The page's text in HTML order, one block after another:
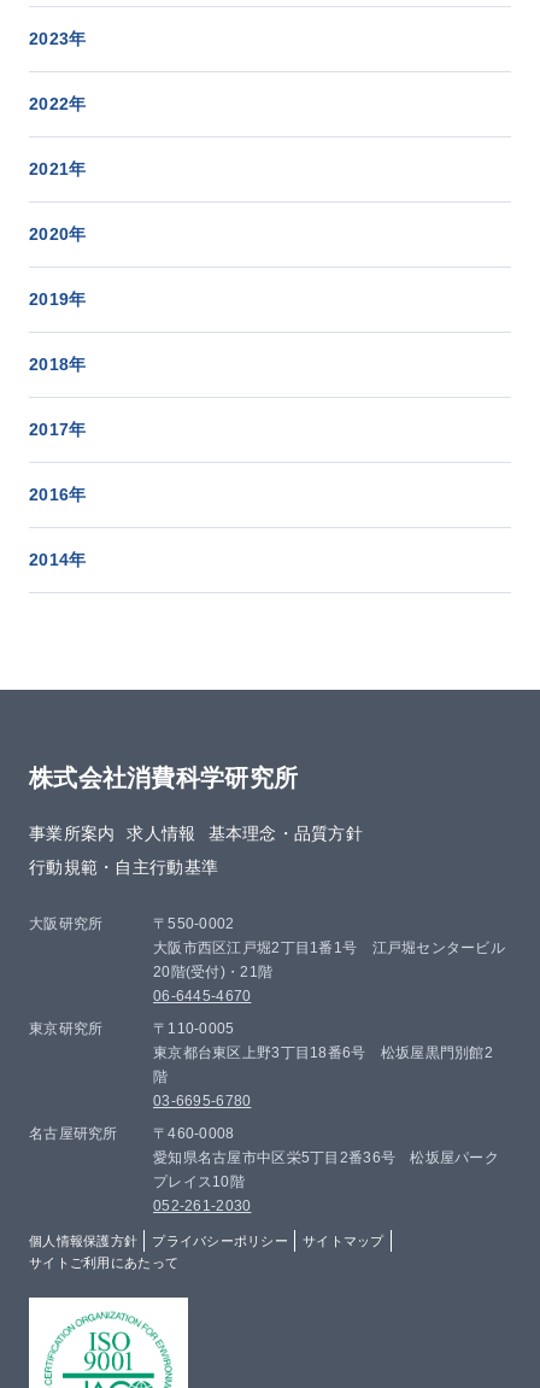
2023年
2022年
2021年
2020年
2019年
2018年
2017年
2016年
2014年
株式会社消費科学研究所
事業所案内 求人情報
基本理念・品質方針​
行動規範・自主行動基準
大阪研究所
〒550-0002
大阪市西区江戸堀2丁目1番1号 江戸堀センタービル
20階(受付)・21階
06-6445-4670
東京研究所
〒110-0005
東京都台東区上野3丁目18番6号 松坂屋黒門別館2
階
03-6695-6780
名古屋研究所
〒460-0008
愛知県名古屋市中区栄5丁目2番36号 松坂屋パーク
プレイス10階
052-261-2030
個人情報保護方針 プライバシーポリシー
サイトマップ
サイトご利用にあたって